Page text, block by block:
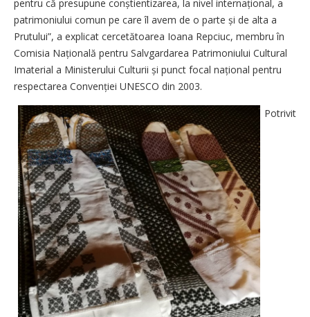
pentru că presupune conștientizarea, la nivel internațional, a
patrimoniului comun pe care îl avem de o parte și de alta a
Prutului”, a explicat cercetătoarea Ioana Repciuc, membru în
Comisia Națională pentru Salvgardarea Patrimoniului Cultural
Imaterial a Ministerului Culturii și punct focal național pentru
respectarea Convenției UNESCO din 2003.
Potrivit